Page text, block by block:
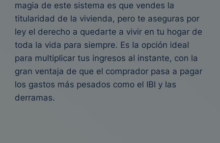
magia de este sistema es que vendes la
titularidad de la vivienda, pero te aseguras por
ley el derecho a quedarte a vivir en tu hogar de
toda la vida para siempre. Es la opción ideal
para multiplicar tus ingresos al instante, con la
gran ventaja de que el comprador pasa a pagar
los gastos más pesados como el IBI y las
derramas.